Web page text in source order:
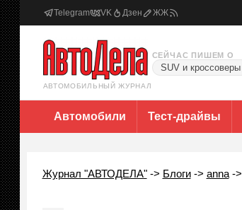
Telegram VK Дзен ЖЖ
АВТОМОБИЛЬНЫЙ ЖУРНАЛ
СЕЙЧАС ПИШЕМ О
SUV и кроссоверы
Автомобили Тест-драйвы
Журнал "АВТОДЕЛА"-> Блоги-> anna->